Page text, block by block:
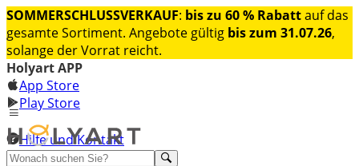
SOMMERSCHLUSSVERKAUF: bis zu 60 % Rabattauf das
gesamte Sortiment. Angebote gültig bis zum 31.07.26,
solange der Vorrat reicht.
Holyart APP
App Store
Play Store
Hilfe und Kontakt
Entdecken Sie Premium